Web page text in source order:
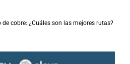
cobre: ¿Cuáles son las mejores rutas?